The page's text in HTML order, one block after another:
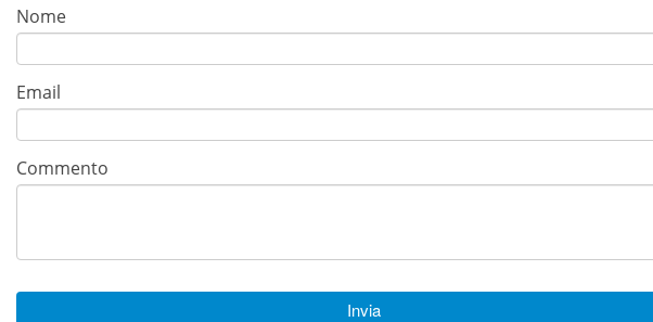
Nome
Email
Commento
Invia